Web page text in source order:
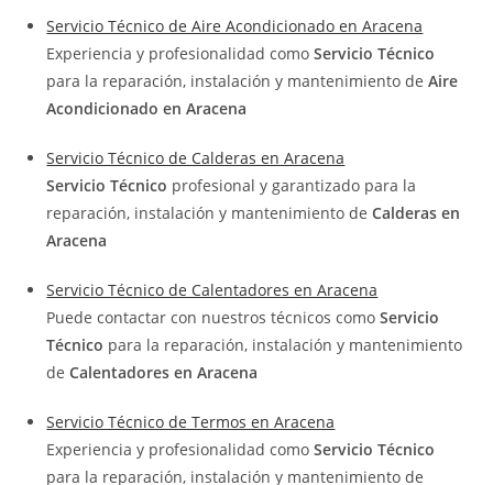
Servicio Técnico de Aire Acondicionado en Aracena
Experiencia y profesionalidad comoServicio Técnico
para la reparación, instalación y mantenimiento deAire
Acondicionado en Aracena
Servicio Técnico de Calderas en Aracena
Servicio Técnico profesional y garantizado para la
reparación, instalación y mantenimiento deCalderas en
Aracena
Servicio Técnico de Calentadores en Aracena
Puede contactar con nuestros técnicos comoServicio
Técnico para la reparación, instalación y mantenimiento
deCalentadores en Aracena
Servicio Técnico de Termos en Aracena
Experiencia y profesionalidad comoServicio Técnico
para la reparación, instalación y mantenimiento de